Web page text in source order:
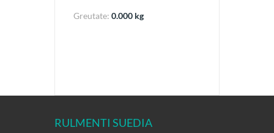
Greutate: 0.000 kg
RULMENTI SUEDIA